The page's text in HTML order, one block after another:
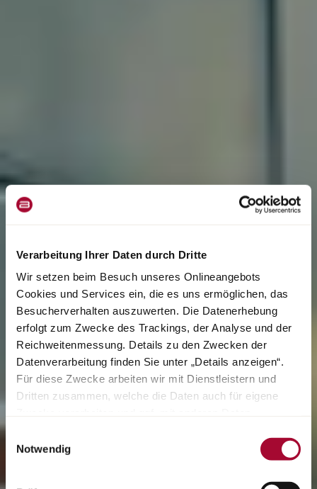
Verarbeitung Ihrer Daten durch Dritte
Wir setzen beim Besuch unseres Onlineangebots
Cookies und Services ein, die es uns ermöglichen, das
Besucherverhalten auszuwerten. Die Datenerhebung
erfolgt zum Zwecke des Trackings, der Analyse und der
Reichweitenmessung. Details zu den Zwecken der
Datenverarbeitung finden Sie unter „Details anzeigen“.
Für diese Zwecke arbeiten wir mit Dienstleistern und
Dritten zusammen, welche die Daten auch für eigene
„Cookies und Services zulassen“ oder durch Auswählen
einzelner Cookies und Services in der Detailansicht
geben Sie Ihre Einwilligung zur Verarbeitung Ihrer Daten
Einwilligungsauswahl
Notwendig